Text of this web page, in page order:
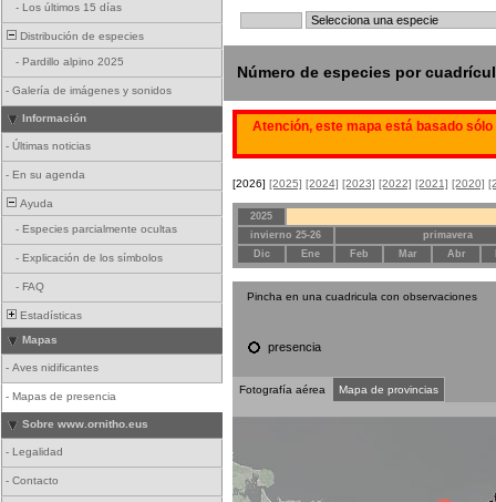
- Los últimos 15 días
Distribución de especies
- Pardillo alpino 2025
- Galería de imágenes y sonidos
Información
- Últimas noticias
- En su agenda
Ayuda
- Especies parcialmente ocultas
- Explicación de los símbolos
- FAQ
Estadísticas
Mapas
- Aves nidificantes
- Mapas de presencia
Sobre www.ornitho.eus
- Legalidad
- Contacto
Número de especies por
Atención, este mapa está basado
[2026] [2025] [2024] [2023] [2022] [2021] [2020]
2025
invierno 25-26
primavera
Dic
Ene Feb Mar Abr
Pincha en una cuadricula con observaciones
presencia
Fotografía aérea Mapa de provincias